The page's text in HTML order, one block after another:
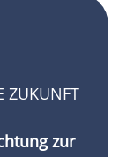
ZUKUNFT
zur